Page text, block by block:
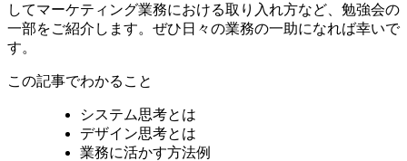
してマーケティング業務における取り入れ方など、勉強会の
一部をご紹介します。ぜひ日々の業務の一助になれば幸いで
す。
この記事でわかること
システム思考とは
デザイン思考とは
業務に活かす方法例